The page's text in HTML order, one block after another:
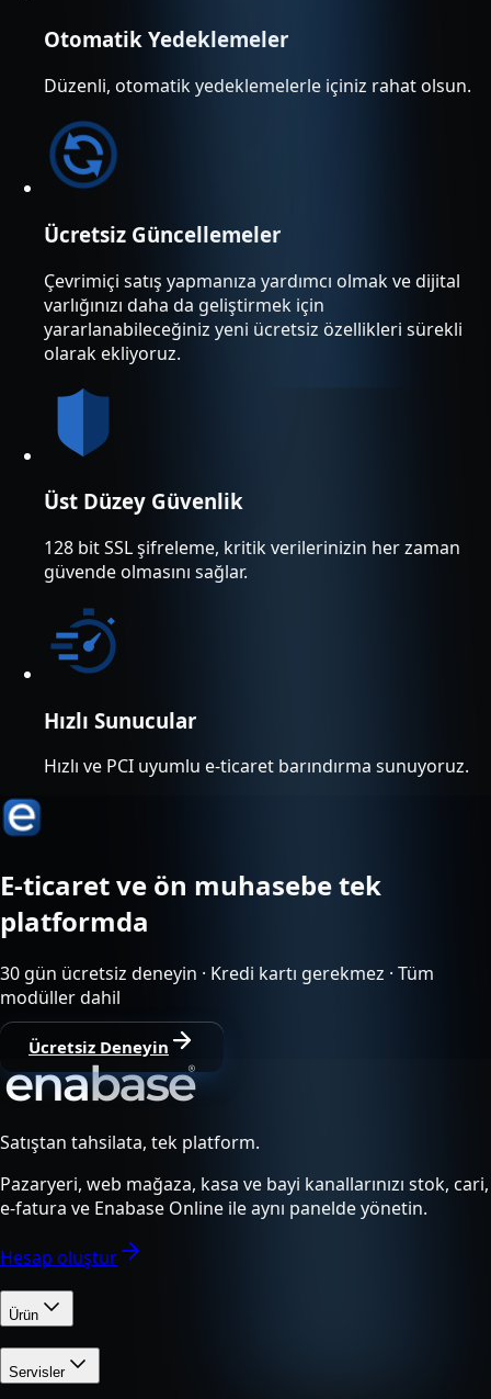
Otomatik Yedeklemeler
Düzenli, otomatik yedeklemelerle içiniz rahat olsun.
Ücretsiz Güncellemeler
Çevrimiçi satış yapmanıza yardımcı olmak ve dijital
varlığınızı daha da geliştirmek için
yararlanabileceğiniz yeni ücretsiz özellikleri sürekli
olarak ekliyoruz.
Üst Düzey Güvenlik
128 bit SSL şifreleme, kritik verilerinizin her zaman
güvende olmasını sağlar.
Hızlı Sunucular
Hızlı ve PCI uyumlu e-ticaret barındırma sunuyoruz.
E-ticaret ve ön muhasebe tek
platformda
30 gün ücretsiz deneyin · Kredi kartı gerekmez · Tüm
modüller dahil
Ücretsiz Deneyin
Satıştan tahsilata, tek platform.
Pazaryeri, web mağaza, kasa ve bayi kanallarınızı stok, cari,
e-fatura ve Enabase Online ile aynı panelde yönetin.
Hesap oluştur
Ürün
Servisler